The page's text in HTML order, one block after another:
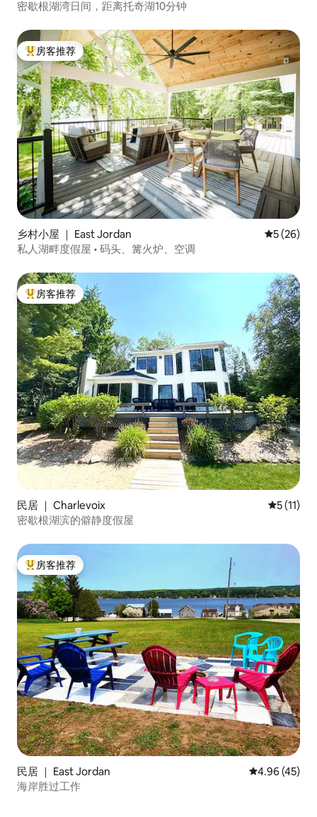
密歇根湖湾日间，距离托奇湖10分钟
热门「房客推荐」
房客推荐
乡村小屋 ｜ East Jordan 平均评分
5 (26)
私人湖畔度假屋 • 码头、篝火炉、空调
热门「房客推荐」
房客推荐
民居 ｜ Charlevoix 平均评分
5 (11)
密歇根湖滨的僻静度假屋
热门「房客推荐」
房客推荐
民居 ｜ East Jordan 平均评分
4.96 (45)
海岸胜过工作